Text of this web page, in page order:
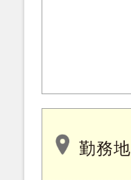
勤務地